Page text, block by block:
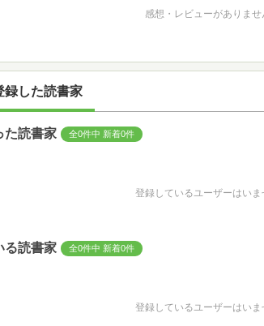
感想・レビューがありませ
録した読書家
た読書家 全0件中 新着0件
登録しているユーザーはいま
る読書家 全0件中 新着0件
登録しているユーザーはいま